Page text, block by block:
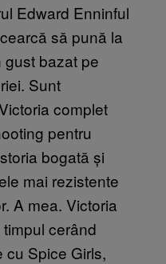
Edward Enninful
să pună la
bazat pe
Sunt
complet
pentru
bogată și
mai rezistente
A mea. Victoria
cerând
cu Spice Girls,